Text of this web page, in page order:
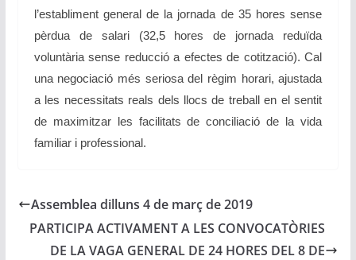
l’establiment general de la jornada de 35 hores sense
pèrdua de salari (32,5 hores de jornada reduïda
voluntària sense reducció a efectes de cotització). Cal
una negociació més seriosa del règim horari, ajustada
a les necessitats reals dels llocs de treball en el sentit
de maximitzar les facilitats de conciliació de la vida
familiar i professional.
Assemblea dilluns 4 de març de 2019
PARTICIPA ACTIVAMENT A LES CONVOCATÒRIES
DE LA VAGA GENERAL DE 24 HORES DEL 8 DE